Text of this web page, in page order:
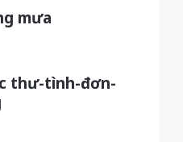
mưa
thư-tình-đơn-